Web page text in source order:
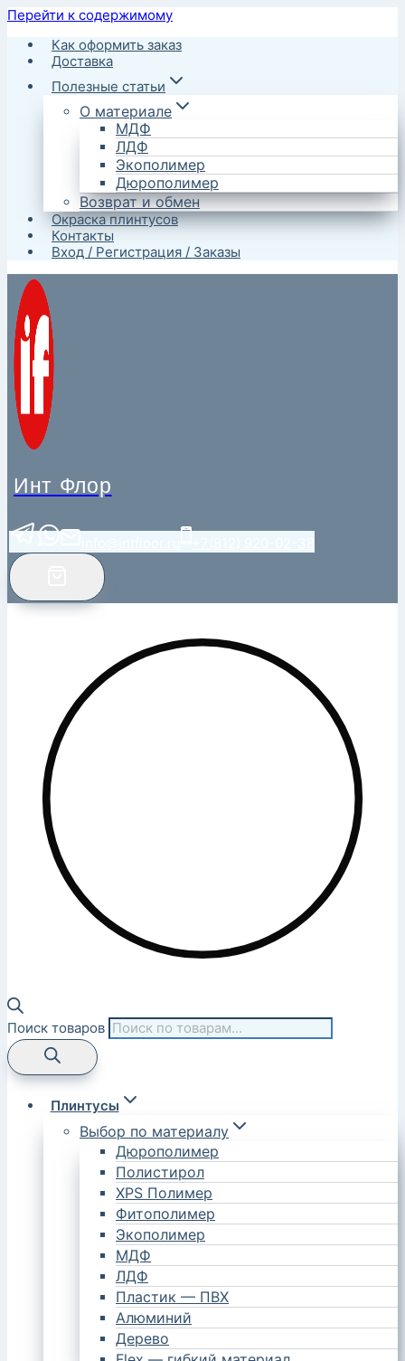
Перейти к содержимому
Как оформить заказ
Доставка
Полезные статьи
О материале
МДФ
ЛДФ
Экополимер
Дюрополимер
Возврат и обмен
Окраска плинтусов
Контакты
Вход / Регистрация / Заказы
Инт Флор
Поиск товаров
Плинтусы
Выбор по материалу
Дюрополимер
Полистирол
XPS Полимер
Фитополимер
Экополимер
МДФ
ЛДФ
Пластик — ПВХ
Алюминий
Дерево